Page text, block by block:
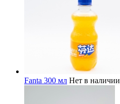
Fanta 300 мл Нет в наличии